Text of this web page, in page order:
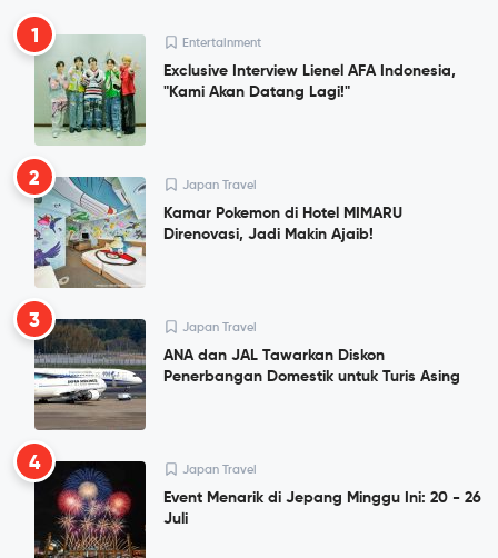
1 Entertainment
Exclusive Interview Lienel AFA Indonesia,
"Kami Akan Datang Lagi!"
2 Japan Travel
Kamar Pokemon di Hotel MIMARU
Direnovasi, Jadi Makin Ajaib!
3 Japan Travel
ANA dan JAL Tawarkan Diskon
Penerbangan Domestik untuk Turis Asing
4 Japan Travel
Event Menarik di Jepang Minggu Ini: 20 - 26
Juli